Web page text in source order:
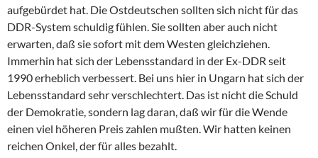
aufgebürdet hat. Die Ostdeutschen sollten sich nicht für das
DDR-System schuldig fühlen. Sie sollten aber auch nicht
erwarten, daß sie sofort mit dem Westen gleichziehen.
Immerhin hat sich der Lebensstandard in der Ex-DDR seit
1990 erheblich verbessert. Bei uns hier in Ungarn hat sich der
Lebensstandard sehr verschlechtert. Das ist nicht die Schuld
der Demokratie, sondern lag daran, daß wir für die Wende
einen viel höheren Preis zahlen mußten. Wir hatten keinen
reichen Onkel, der für alles bezahlt.